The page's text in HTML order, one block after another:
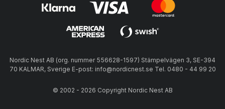
Nordic Nest AB (org. nummer 556628-1597) Stämpelvägen 3, SE-394
70 KALMAR, Sverige E-post: info@nordicnest.se Tel. 0480 - 44 99 20
© 2002 - 2026 Copyright Nordic Nest AB